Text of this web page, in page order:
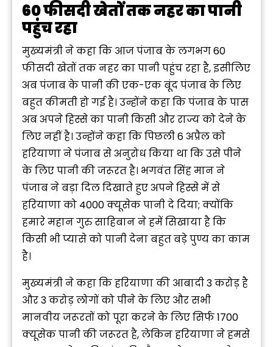
60 फीसदी खेतों तक नहर का पानी
पहुंच रहा
मुख्यमंत्री ने कहा कि आज पंजाब के लगभग 60
फीसदी खेतों तक नहर का पानी पहुंच रहा है, इसीलिए
अब पंजाब के पानी की एक-एक बूंद पंजाब के लिए
बहुत कीमती हो गई है। उन्होंने कहा कि पंजाब के पास
अब अपने हिस्से का पानी किसी और राज्य को देने के
लिए नहीं है। उन्होंने कहा कि पिछली 6 अप्रैल को
हरियाणा ने पंजाब से अनुरोध किया था कि उसे पीने
के लिए पानी की जरूरत है। भगवंत सिंह मान ने
पंजाब ने बड़ा दिल दिखाते हुए अपने हिस्से में से
हरियाणा को 4000 क्यूसेक पानी दे दिया; क्योंकि
हमारे महान गुरु साहिबान ने हमें सिखाया है कि
किसी भी प्यासे को पानी देना बहुत बड़े पुण्य का काम
है।
मुख्यमंत्री ने कहा कि हरियाणा की आबादी 3 करोड़ है
और 3 करोड़ लोगों को पीने के लिए और सभी
मानवीय जरूरतों को पूरा करने के लिए सिर्फ 1700
क्यूसेक पानी की जरूरत है, लेकिन हरियाणा ने हमसे